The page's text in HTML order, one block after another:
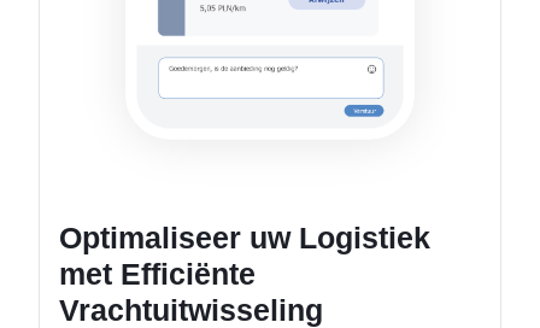
Optimaliseer uw Logistiek
met Efficiënte
Vrachtuitwisseling